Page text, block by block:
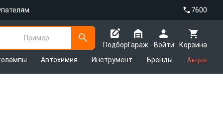
7600
Пример
Подбор
Корзина
Гараж
Войти
Автохимия Инструмент Бренды Акции